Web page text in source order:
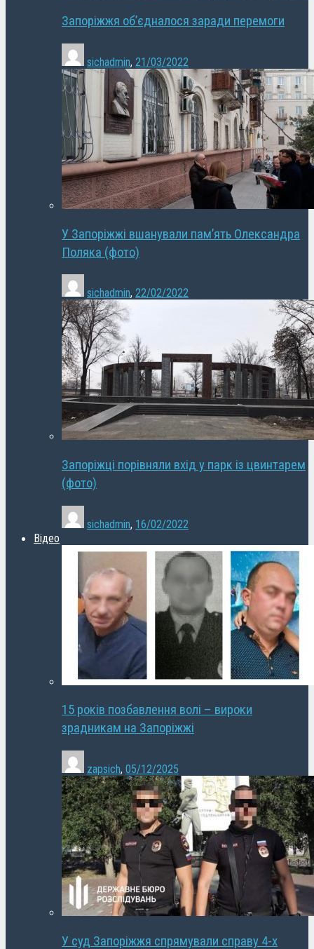
Запоріжжя об’єдналося заради перемоги
sichadmin, 21/03/2022
У Запоріжжі вшанували пам’ять Олександра
Поляка (фото)
sichadmin, 22/02/2022
Запоріжці порівняли вхід у парк із цвинтарем
(фото)
sichadmin, 16/02/2022
Відео
15 років позбавлення волі – вироки
зрадникам на Запоріжжі
zapsich, 05/12/2025
У суд Запоріжжя спрямували справу 4-х